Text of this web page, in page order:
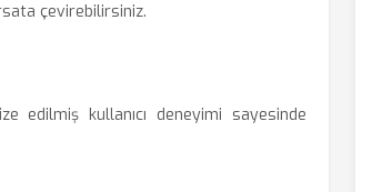
çevirebilirsiniz.
edilmiş kullanıcı deneyimi sayesinde